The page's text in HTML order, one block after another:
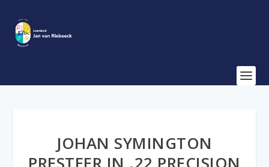
JOHAN SYMINGTON